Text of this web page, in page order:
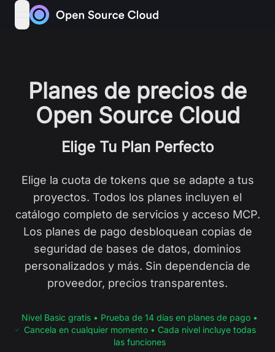
Skip to content
open navigation menu
Planes de precios de
Open Source Cloud
Elige Tu Plan Perfecto
Elige la cuota de tokens que se adapte a tus
proyectos. Todos los planes incluyen el
catálogo completo de servicios y acceso MCP.
Los planes de pago desbloquean copias de
seguridad de bases de datos, dominios
personalizados y más. Sin dependencia de
proveedor, precios transparentes.
Nivel Basic gratis • Prueba de 14 días en planes de pago •
Cancela en cualquier momento • Cada nivel incluye todas
las funciones